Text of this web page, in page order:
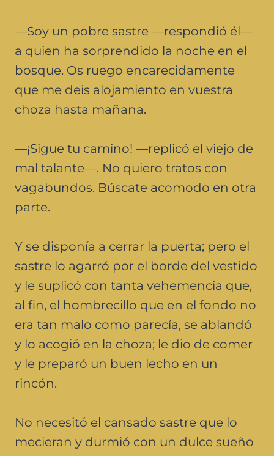
—Soy un pobre sastre —respondió él—
a quien ha sorprendido la noche en el
bosque. Os ruego encarecidamente
que me deis alojamiento en vuestra
choza hasta mañana.
—¡Sigue tu camino! —replicó el viejo de
mal talante—. No quiero tratos con
vagabundos. Búscate acomodo en otra
parte.
Y se disponía a cerrar la puerta; pero el
sastre lo agarró por el borde del vestido
y le suplicó con tanta vehemencia que,
al fin, el hombrecillo que en el fondo no
era tan malo como parecía, se ablandó
y lo acogió en la choza; le dio de comer
y le preparó un buen lecho en un
rincón.
No necesitó el cansado sastre que lo
mecieran y durmió con un dulce sueño